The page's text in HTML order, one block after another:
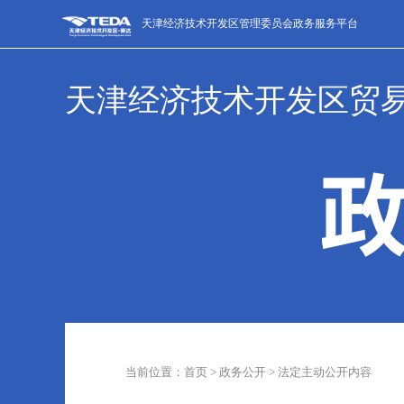
天津经济技术开发区管理委员会政务服务平台
天津经济技术开发区贸
当前位置：首页 > 政务公开 > 法定主动公开内容